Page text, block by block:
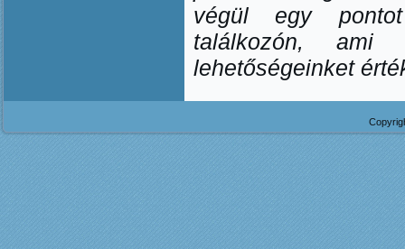
végül egy
találkozón,
lehetőségeinket